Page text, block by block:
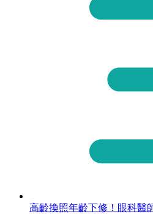
高齡換照年齡下修！眼科醫